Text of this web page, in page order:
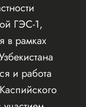
ГЭС-1,
в рамках
и работа